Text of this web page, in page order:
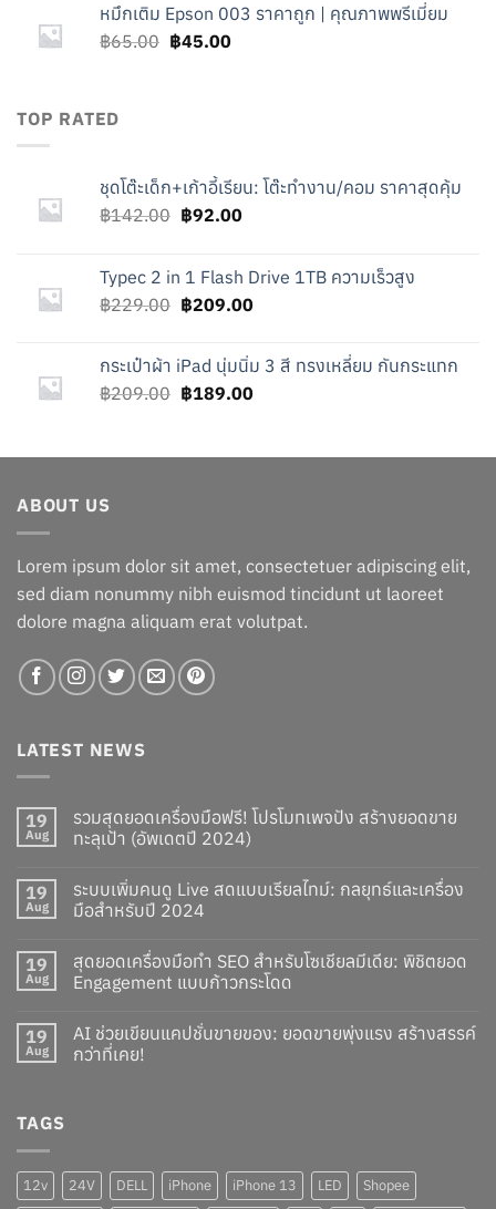
฿209.00. ฿189.00.
หมึกเติม Epson 003 ราคาถูก | คุณภาพพรีเมี่ยม
฿65.00 Original
฿45.00Current
TOP RATED
ชุดโต๊ะเด็ก+เก้าอี้เรียน: โต๊ะทำงาน/คอม ราคาสุดคุ้ม
฿142.00 Original
฿142.00.
฿92.00Current
฿92.00.
Typec 2 in 1 Flash Drive 1TB ความเร็วสูง
฿229.00 Original
฿229.00.
฿209.00Current
฿209.00.
กระเป๋าผ้า iPad นุ่มนิ่ม 3 สี ทรงเหลี่ยม กันกระแทก
฿209.00 Original
฿209.00.
฿189.00Current
฿189.00.
ABOUT US
Lorem ipsum dolor sit amet, consectetuer adipiscing elit,
sed diam nonummy nibh euismod tincidunt ut laoreet
dolore magna aliquam erat volutpat.
LATEST NEWS
19
Aug
รวมสุดยอดเครื่องมือฟรี! โปรโมทเพจปัง สร้างยอดขาย
ทะลุเป้า (อัพเดตปี 2024)
19
Aug
ระบบเพิ่มคนดู Live สดแบบเรียลไทม์: กลยุทธ์และเครื่อง
มือสำหรับปี 2024
19
Aug
สุดยอดเครื่องมือทำ SEO สำหรับโซเชียลมีเดีย: พิชิตยอด
Engagement แบบก้าวกระโดด
19
Aug
AI ช่วยเขียนแคปชั่นขายของ: ยอดขายพุ่งแรง สร้างสรรค์
กว่าที่เคย!
TAGS
12v 24V DELL iPhone iPhone 13 LED
Shopee